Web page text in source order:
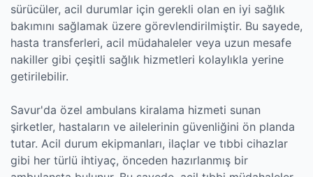
sürücüler, acil durumlar için gerekli olan en iyi sağlık
bakımını sağlamak üzere görevlendirilmiştir. Bu sayede,
hasta transferleri, acil müdahaleler veya uzun mesafe
nakiller gibi çeşitli sağlık hizmetleri kolaylıkla yerine
getirilebilir.
Savur'da özel ambulans kiralama hizmeti sunan
şirketler, hastaların ve ailelerinin güvenliğini ön planda
tutar. Acil durum ekipmanları, ilaçlar ve tıbbi cihazlar
gibi her türlü ihtiyaç, önceden hazırlanmış bir